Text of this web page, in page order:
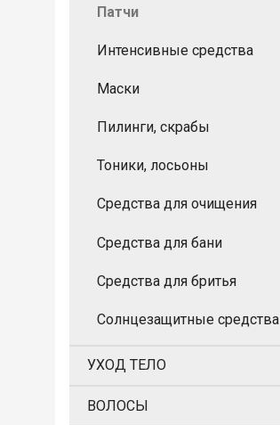
Патчи
Интенсивные средства
Маски
Пилинги, скрабы
Тоники, лосьоны
Средства для очищения
Средства для бани
Средства для бритья
Солнцезащитные средства
УХОД ТЕЛО
ВОЛОСЫ